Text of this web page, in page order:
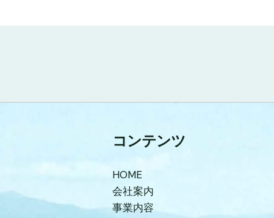
コンテンツ
HOME
会社案内
事業内容